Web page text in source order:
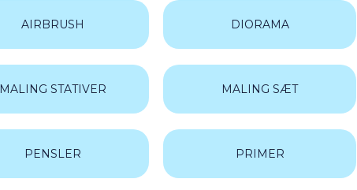
(2)
(406)
Vallejo
(668)
AIRBRUSH DIORAMA
MALING STATIVER MALING SÆT
PENSLER PRIMER